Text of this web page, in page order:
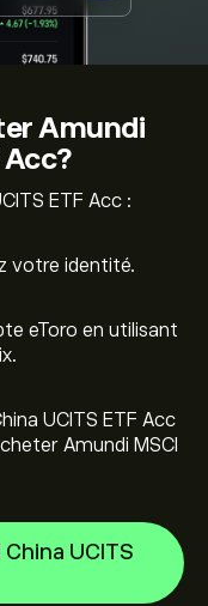
Amundi
Acc?
ETF Acc :
votre identité.
eToro en utilisant
UCITS ETF Acc
Amundi MSCI
UCITS